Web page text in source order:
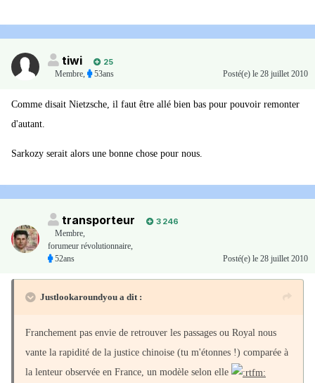
tiwi
25
Membre, 53ans Posté(e) le 28 juillet 2010
Comme disait Nietzsche, il faut être allé bien bas pour pouvoir remonter
d'autant.
Sarkozy serait alors une bonne chose pour nous.
transporteur
3 246
Membre,
forumeur révolutionnaire,
52ans
Posté(e) le 28 juillet 2010
Justlookaroundyou a dit :
Franchement pas envie de retrouver les passages ou Royal nous
vante la rapidité de la justice chinoise (tu m'étonnes !) comparée à
la lenteur observée en France, un modèle selon elle